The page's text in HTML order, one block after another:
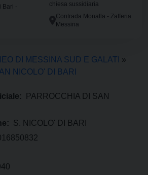
Bari -
chiesa sussidiaria
Contrada Monalla - Zafferia,
Messina
DI MESSINA SUD E GALATI »
NICOLO' DI BARI
PARROCCHIA DI SAN
S. NICOLO' DI BARI